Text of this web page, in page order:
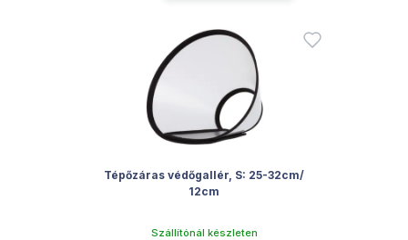
Tépőzáras védőgallér, S: 25-32cm/
12cm
Szállítónál készleten